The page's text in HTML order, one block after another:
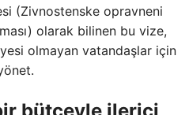
(Zivnostenske opravneni
olarak bilinen bu vize,
olmayan vatandaşlar için
bütçeyle ilerici